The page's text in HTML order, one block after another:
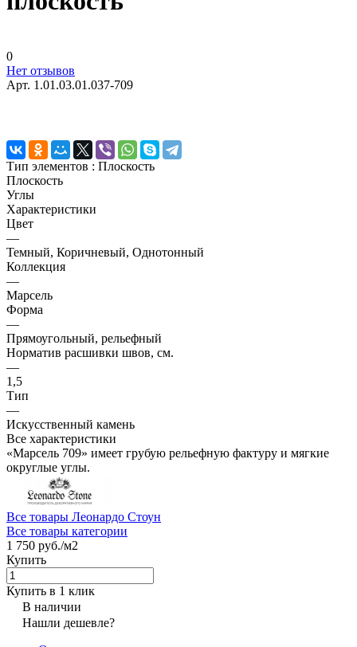
0
Нет отзывов
Арт. 1.01.03.01.037-709
Тип элементов : Плоскость
Плоскость
Углы
Характеристики
Цвет
—
Темный, Коричневый, Однотонный
Коллекция
—
Марсель
Форма
—
Прямоугольный, рельефный
Норматив расшивки швов, см.
—
1,5
Тип
—
Искусственный камень
Все характеристики
«Марсель 709» имеет грубую рельефную фактуру и мягкие
округлые углы.
Все товары Леонардо Стоун
Все товары категории
1 750 руб./м2
Купить
Купить в 1 клик
В наличии
Нашли дешевле?